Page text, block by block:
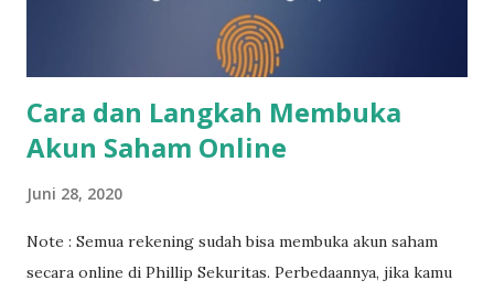
diversifikasi portfolio, kamu bisa klik langkah2 di link di
bawah ini. Jika ada yang kurang jelas, kamu bisa contact say...
Cara dan Langkah Membuka
Akun Saham Online
Juni 28, 2020
Note : Semua rekening sudah bisa membuka akun saham
secara online di Phillip Sekuritas. Perbedaannya, jika kamu